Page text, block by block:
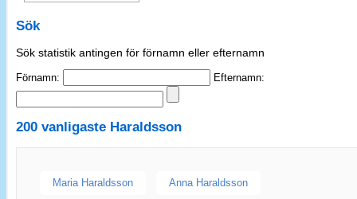
Sök
Sök statistik antingen för förnamn eller efternamn
Förnamn: Efternamn:
200 vanligaste Haraldsson
Maria Haraldsson Anna Haraldsson